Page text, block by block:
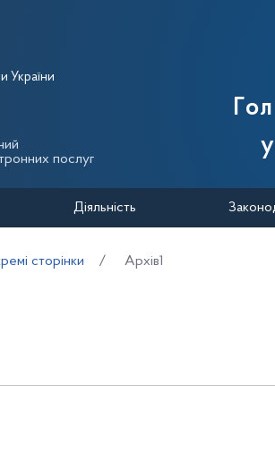
Державної
України
послуг
Діяльність
сторінки Архів1